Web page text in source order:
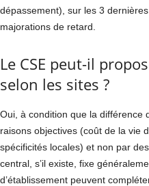
dépassement), sur les 3
majorations de retard.
Le CSE peut-il
selon les sites ?
Oui, à condition que la différence
raisons objectives (coût de la vie
spécificités locales) et non par
central, s’il existe, fixe
d’établissement peuvent